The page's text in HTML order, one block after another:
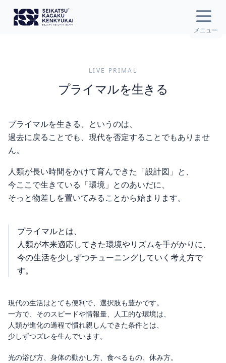
メニュー
LIVE PRIMAL
プライマルを生きる
プライマルを生きる、というのは、
過去に戻ることでも、現代を否定することでもありませ
ん。
人類が長い時間をかけて育んできた「設計図」と、
今ここで生きている「環境」とのあいだに、
そっと物差しを置いてみることから始まります。
プライマルとは、
人類が本来適応してきた環境やリズムを手がかりに、
今の生活を少しずつチューニングしていく考え方で
す。
現代の生活はとても便利で、選択肢も豊かです。
一方で、そのスピードや情報量、人工的な環境は、
人類が進化の過程で慣れ親しんできた条件とは、
少しずつズレを生んでいます。
光の浴び方、身体の動かし方、食べるもの、休み方。